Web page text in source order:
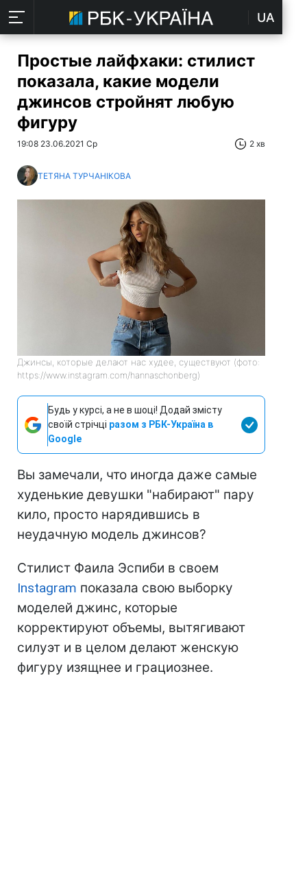
UA
Простые лайфхаки: стилист
показала, какие модели
джинсов стройнят любую
фигуру
19:08 23.06.2021 Ср 2 хв
ТЕТЯНА ТУРЧАНІКОВА
Джинсы, которые делают нас худее, существуют (фото:
https://www.instagram.com/hannaschonberg)
Будь у курсі, а не в шоці! Додай змісту
своїй стрічці разом з РБК-Україна в
Google
Вы замечали, что иногда даже самые
худенькие девушки "набирают" пару
кило, просто нарядившись в
неудачную модель джинсов?
Стилист Фаила Эспиби в своем
Instagram показала свою выборку
моделей джинс, которые
корректируют объемы, вытягивают
силуэт и в целом делают женскую
фигуру изящнее и грациознее.